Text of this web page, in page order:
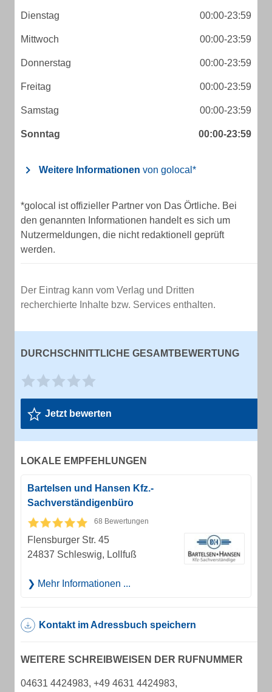
Dienstag 00:00-23:59
Mittwoch 00:00-23:59
Donnerstag 00:00-23:59
Freitag 00:00-23:59
Samstag 00:00-23:59
Sonntag 00:00-23:59
Weitere Informationen von golocal*
*golocal ist offizieller Partner von Das Örtliche. Bei
den genannten Informationen handelt es sich um
Nutzermeldungen, die nicht redaktionell geprüft
werden.
Der Eintrag kann vom Verlag und Dritten
recherchierte Inhalte bzw. Services enthalten.
DURCHSCHNITTLICHE GESAMTBEWERTUNG
Jetzt bewerten
LOKALE EMPFEHLUNGEN
Bartelsen und Hansen Kfz.-
Sachverständigenbüro
68 Bewertungen
Flensburger Str. 45
24837 Schleswig, Lollfuß
Mehr Informationen ...
Kontakt im Adressbuch speichern
WEITERE SCHREIBWEISEN DER RUFNUMMER
04631 4424983, +49 4631 4424983,